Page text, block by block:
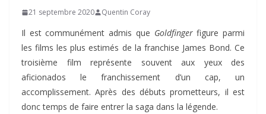
21 septembre 2020 Quentin Coray
Il est communément admis que Goldfingerfigure parmi
les films les plus estimés de la franchise James Bond. Ce
troisième film représente souvent aux yeux des
aficionados le franchissement d’un cap, un
accomplissement. Après des débuts prometteurs, il est
donc temps de faire entrer la saga dans la légende.